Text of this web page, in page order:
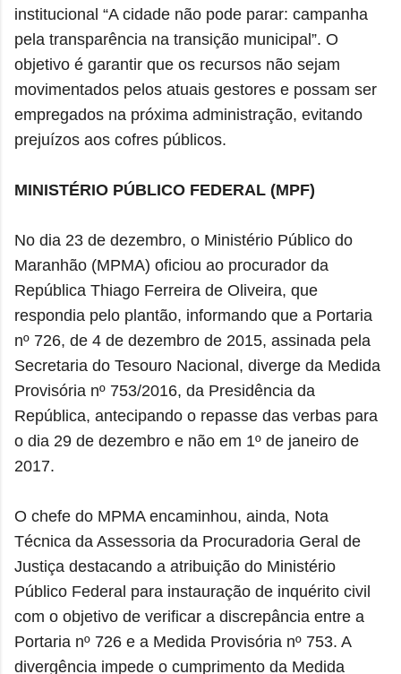
institucional “A cidade não pode parar: campanha
pela transparência na transição municipal”. O
objetivo é garantir que os recursos não sejam
movimentados pelos atuais gestores e possam ser
empregados na próxima administração, evitando
prejuízos aos cofres públicos.
MINISTÉRIO PÚBLICO FEDERAL (MPF)
No dia 23 de dezembro, o Ministério Público do
Maranhão (MPMA) oficiou ao procurador da
República Thiago Ferreira de Oliveira, que
respondia pelo plantão, informando que a Portaria
nº 726, de 4 de dezembro de 2015, assinada pela
Secretaria do Tesouro Nacional, diverge da Medida
Provisória nº 753/2016, da Presidência da
República, antecipando o repasse das verbas para
o dia 29 de dezembro e não em 1º de janeiro de
2017.
O chefe do MPMA encaminhou, ainda, Nota
Técnica da Assessoria da Procuradoria Geral de
Justiça destacando a atribuição do Ministério
Público Federal para instauração de inquérito civil
com o objetivo de verificar a discrepância entre a
Portaria nº 726 e a Medida Provisória nº 753. A
divergência impede o cumprimento da Medida